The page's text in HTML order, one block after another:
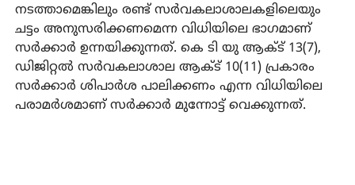
നടത്താമെങ്കിലും രണ്ട് സര്‍വകലാശാലകളിലെയും
ചട്ടം അനുസരിക്കണമെന്ന വിധിയിലെ ഭാഗമാണ്
സര്‍ക്കാര്‍ ഉന്നയിക്കുന്നത്. കെ ടി യു ആക്ട് 13(7),
ഡിജിറ്റല്‍ സര്‍വകലാശാല ആക്ട് 10(11) പ്രകാരം
സര്‍ക്കാര്‍ ശിപാര്‍ശ പാലിക്കണം എന്ന വിധിയിലെ
പരാമര്‍ശമാണ് സര്‍ക്കാര്‍ മുന്നോട്ട് വെക്കുന്നത്.